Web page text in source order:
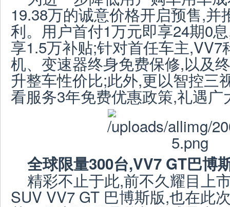
19.38万的诚意价格开启预售,并
利。用户首付1万元即享24期0
享1.5万补贴;针对首任车主,VV7
机、变速器终身免费保修,以及
升整车性价比;此外,更以智控三
看服务3年免费优惠政策,礼遇广
全球限量300台,VV7 GT巴博
精彩不止于此,前不久耀目上
SUV VV7 GT 巴博斯版,也在此